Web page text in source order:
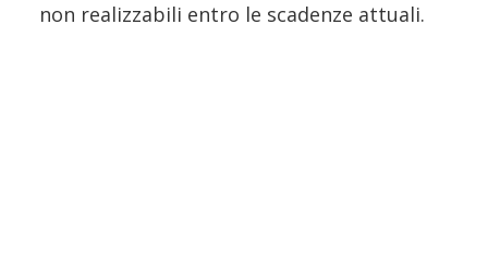
non realizzabili entro le scadenze attuali.